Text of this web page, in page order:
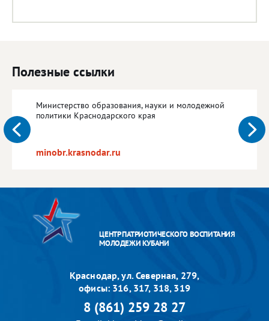
Полезные ссылки
Министерство образования, науки и молодежной
политики Краснодарского края
minobr.krasnodar.ru
ЦЕНТР ПАТРИОТИЧЕСКОГО ВОСПИТАНИЯ
МОЛОДЕЖИ КУБАНИ
Краснодар, ул. Северная, 279,
офисы: 316, 317, 318, 319
8 (861) 259 28 27